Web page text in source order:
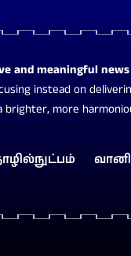
and meaningful
instead on
brighter, more